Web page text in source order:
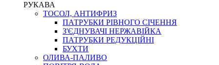
РУКАВА
ТОСОЛ, АНТИФРИЗ
ПАТРУБКИ РІВНОГО СІЧЕННЯ
З'ЄДНУВАЧІ НЕРЖАВІЙКА
ПАТРУБКИ РЕДУКЦІЙНІ
БУХТИ
ОЛИВА-ПАЛИВО